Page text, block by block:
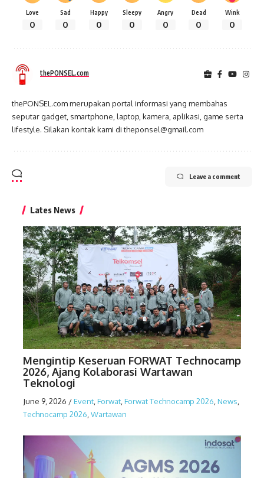
Love
0
Sad
0
Happy
0
Sleepy
0
Angry
0
Dead
0
Wink
0
thePONSEL.com
thePONSEL.com merupakan portal informasi yang membahas
seputar gadget, smartphone, laptop, kamera, aplikasi, game serta
lifestyle. Silakan kontak kami di theponsel@gmail.com
Leave a comment
Lates News
Mengintip Keseruan FORWAT Technocamp
2026, Ajang Kolaborasi Wartawan
Teknologi
June 9, 2026 /Event,Forwat,Forwat Technocamp 2026,News,
Technocamp 2026,Wartawan